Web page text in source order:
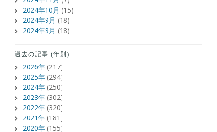
2024年10月 (15)
2024年9月 (18)
2024年8月 (18)
過去の記事 (年別)
2026年 (217)
2025年 (294)
2024年 (250)
2023年 (302)
2022年 (320)
2021年 (181)
2020年 (155)